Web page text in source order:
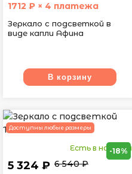
1712 ₽ × 4 платежа
Зеркало с подсветкой в
виде капли Афина
В корзину
Доступны любые размеры
Есть в наличии
5 324 ₽ 6 540 ₽
-18%